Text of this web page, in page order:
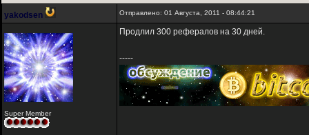
yakodsen Отправлено: 01 Августа, 2011 - 08:44:21
Super Member
Продлил 300 рефералов на 30 дней.
-----